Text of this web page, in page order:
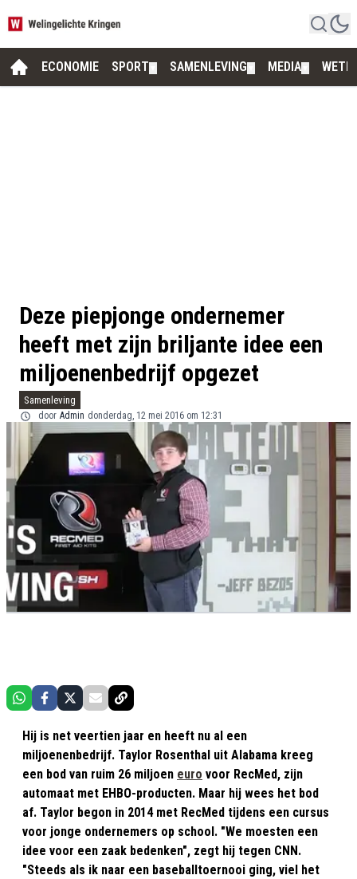
ECONOMIE SPORT SAMENLEVING MEDIA
Deze piepjonge ondernemer
heeft met zijn briljante idee een
miljoenenbedrijf opgezet
Samenleving
door Admin donderdag, 12 mei 2016 om 12:31
Hij is net veertien jaar en heeft nu al een
miljoenenbedrijf. Taylor Rosenthal uit Alabama kreeg
een bod van ruim 26 miljoen euro voor RecMed, zijn
automaat met EHBO-producten. Maar hij wees het bod
af. Taylor begon in 2014 met RecMed tijdens een cursus
voor jonge ondernemers op school. "We moesten een
idee voor een zaak bedenken", zegt hij tegen CNN.
"Steeds als ik naar een baseballtoernooi ging, viel het